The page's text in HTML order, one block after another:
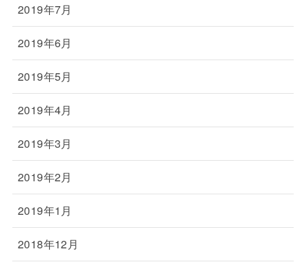
2019年7月
2019年6月
2019年5月
2019年4月
2019年3月
2019年2月
2019年1月
2018年12月